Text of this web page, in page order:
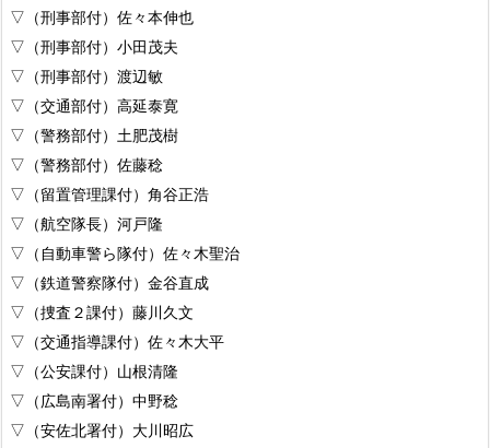
▽（刑事部付）佐々本伸也
▽（刑事部付）小田茂夫
▽（刑事部付）渡辺敏
▽（交通部付）高延泰寛
▽（警務部付）土肥茂樹
▽（警務部付）佐藤稔
▽（留置管理課付）角谷正浩
▽（航空隊長）河戸隆
▽（自動車警ら隊付）佐々木聖治
▽（鉄道警察隊付）金谷直成
▽（捜査２課付）藤川久文
▽（交通指導課付）佐々木大平
▽（公安課付）山根清隆
▽（広島南署付）中野稔
▽（安佐北署付）大川昭広